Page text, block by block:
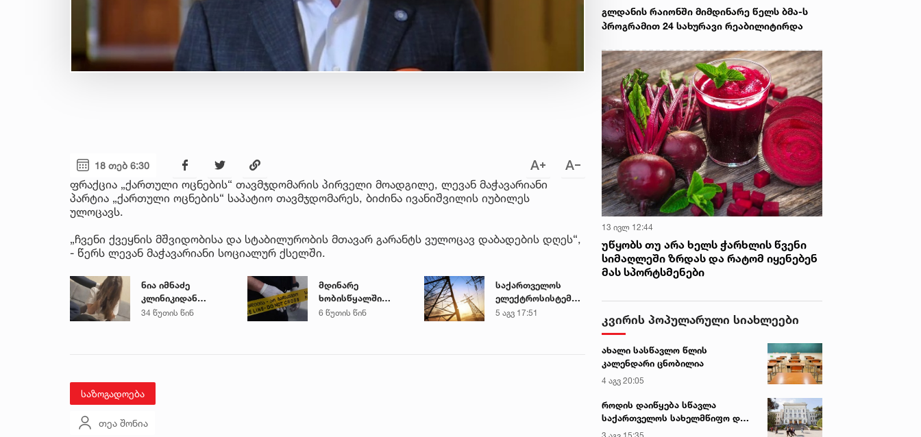
18 თებ 6:30
ფრაქცია „ქართული ოცნების“ თავმჯდომარის პირველი მოადგილე, ლევან მაჭავარიანი
პარტია „ქართული ოცნების“ საპატიო თავმჯდომარეს, ბიძინა ივანიშვილის იუბილეს
ულოცავს.
„ჩვენი ქვეყნის მშვიდობისა და სტაბილურობის მთავარ გარანტს ვულოცავ დაბადების დღეს“,
- წერს ლევან მაჭავარიანი სოციალურ ქსელში.
ნია იმნაძე
კლინიკიდან
ზაჰესის დროებითი
34 წუთის წინ
მდინარე
ხობისწყალში
დედა-შვილი
6 წუთის წინ
საქართველოს
ელექტროსისტემა
სპეციალურ
5 აგვ 17:51
საზოგადოება
თეა შონია
გლდანის რაიონში მიმდინარე წელს ბმა-ს
პროგრამით 24 სახურავი რეაბილიტირდა
13 ივლ 12:44
უწყობს თუ არა ხელს ჭარხლის წვენი
სიმაღლეში ზრდას და რატომ იყენებენ
მას სპორტსმენები
კვირის პოპულარული სიახლეები
ახალი სასწავლო წლის
კალენდარი ცნობილია
4 აგვ 20:05
როდის დაიწყება სწავლა
საქართველოს სახელმწიფო და
კერძო უნივერსიტეტებში